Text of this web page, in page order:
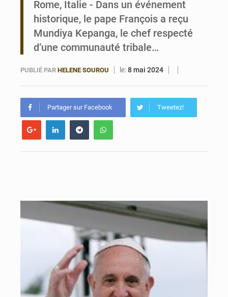
Bénin : Le CEG La Verdure de Ouèdo fait sa mue pour la rentrée
Rome, Italie - Dans un événement
historique, le pape François a reçu
Mundiya Kepanga, le chef respecté
d’une communauté tribale…
PUBLIÉ PAR HELENE SOUROU le:8 mai 2024
Partager sur Facebook Tweetez!